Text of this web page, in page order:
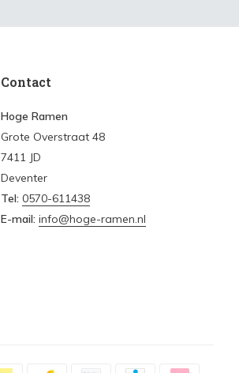
Contact
Hoge Ramen
Grote Overstraat 48
7411 JD
Deventer
Tel: 0570-611438
E-mail: info@hoge-ramen.nl